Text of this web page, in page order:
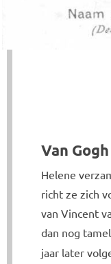
Van
Helene
richt ze zich
van Vincent
dan nog
jaar later